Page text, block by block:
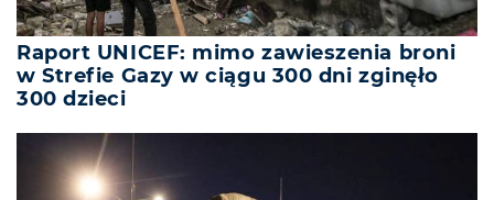
Raport UNICEF: mimo zawieszenia broni
w Strefie Gazy w ciągu 300 dni zginęło
300 dzieci